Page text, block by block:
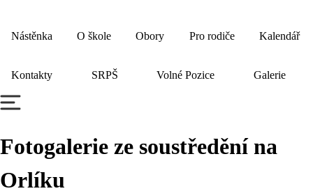
Nástěnka O škole Obory Pro rodiče Kalendář
Kontakty SRPŠ Volné Pozice Galerie
Fotogalerie ze soustředění na
Orlíku